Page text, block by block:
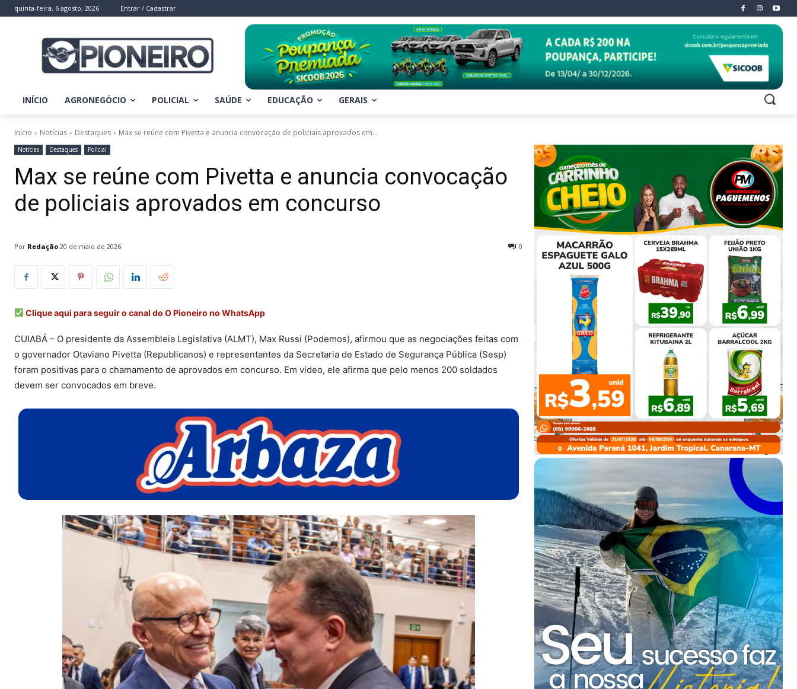
quinta-feira, 6 agosto, 2026 Entrar / Cadastrar
INÍCIO AGRONEGÓCIO POLICIAL SAÚDE EDUCAÇÃO GERAIS
Início Notícias Destaques Max se reúne com Pivetta e anuncia convocação de policiais aprovados em...
Notícias Destaques Policial
Max se reúne com Pivetta e anuncia convocação
de policiais aprovados em concurso
Por Redação 0
20 de maio de 2026
Clique aqui para seguir o canal do O Pioneiro no WhatsApp
CUIABÁ – O presidente da Assembleia Legislativa (ALMT), Max Russi (Podemos), afirmou que as negociações feitas com
o governador Otaviano Pivetta (Republicanos) e representantes da Secretaria de Estado de Segurança Pública (Sesp)
foram positivas para o chamamento de aprovados em concurso. Em vídeo, ele afirma que pelo menos 200 soldados
devem ser convocados em breve.